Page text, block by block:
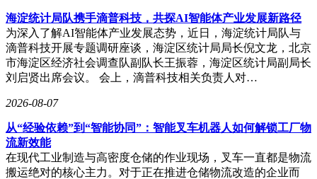
海淀统计局队携手滴普科技，共探AI智能体产业发展新路径
为深入了解AI智能体产业发展态势，近日，海淀统计局队与
滴普科技开展专题调研座谈，海淀区统计局局长倪文龙，北京
市海淀区经济社会调查队副队长王振蓉，海淀区统计局副局长
刘启贤出席会议。 会上，滴普科技相关负责人对…
2026-08-07
从“经验依赖”到“智能协同”：智能叉车机器人如何解锁工厂物
流新效能
在现代工业制造与高密度仓储的作业现场，叉车一直都是物流
搬运绝对的核心主力。对于正在推进仓储物流改造的企业而